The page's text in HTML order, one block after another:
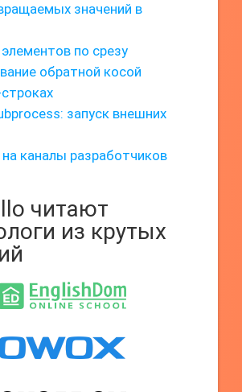
значений в
по срезу
обратной косой
запуск внешних
каналы разработчиков
читают
из крутых